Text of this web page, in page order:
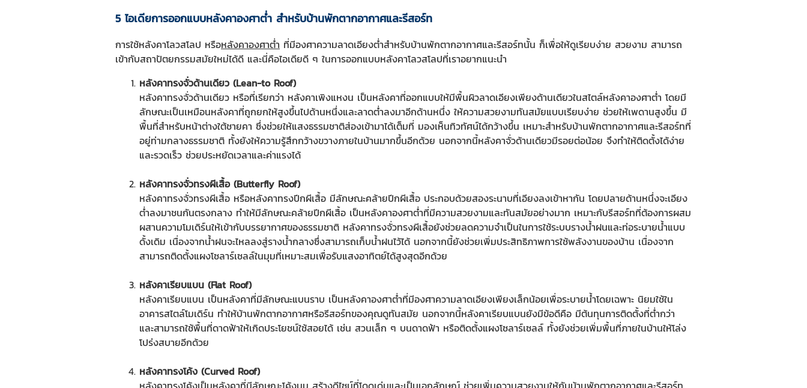
5 ไอเดียการออกแบบหลังคาองศาต่ำ สำหรับบ้านพักตากอากาศและรีสอร์ท
การใช้หลังคาโลวสโลป หรือหลังคาองศาต่ำ ที่มีองศาความลาดเอียงต่ำสำหรับบ้านพักตากอากาศและรีสอร์ทนั้น ก็เพื่อให้ดูเรียบง่าย สวยงาม สามารถ
เข้ากับสถาปัตยกรรมสมัยใหม่ได้ดี และนี่คือไอเดียดี ๆ ในการออกแบบหลังคาโลวสโลปที่เราอยากแนะนำ
หลังคาทรงจั่วด้านเดียว (Lean-to Roof)
หลังคาทรงจั่วด้านเดียว หรือที่เรียกว่า หลังคาเพิงแหงน เป็นหลังคาที่ออกแบบให้มีพื้นผิวลาดเอียงเพียงด้านเดียวในสไตล์หลังคาองศาต่ำ โดยมี
ลักษณะเป็นเหมือนหลังคาที่ถูกยกให้สูงขึ้นไปด้านหนึ่งและลาดต่ำลงมาอีกด้านหนึ่ง ให้ความสวยงามทันสมัยแบบเรียบง่าย ช่วยให้เพดานสูงขึ้น มี
พื้นที่สำหรับหน้าต่างใต้ชายคา ซึ่งช่วยให้แสงธรรมชาติส่องเข้ามาได้เต็มที่ มองเห็นทิวทัศน์ได้กว้างขึ้น เหมาะสำหรับบ้านพักตากอากาศและรีสอร์ทที่
อยู่ท่ามกลางธรรมชาติ ทั้งยังให้ความรู้สึกกว้างขวางภายในบ้านมากขึ้นอีกด้วย นอกจากนี้หลังคาจั่วด้านเดียวมีรอยต่อน้อย จึงทำให้ติดตั้งได้ง่าย
และรวดเร็ว ช่วยประหยัดเวลาและค่าแรงได้
หลังคาทรงจั่วทรงผีเสื้อ (Butterfly Roof)
หลังคาทรงจั่วทรงผีเสื้อ หรือหลังคาทรงปีกผีเสื้อ มีลักษณะคล้ายปีกผีเสื้อ ประกอบด้วยสองระนาบที่เอียงลงเข้าหากัน โดยปลายด้านหนึ่งจะเอียง
ต่ำลงมาชนกันตรงกลาง ทำให้มีลักษณะคล้ายปีกผีเสื้อ เป็นหลังคาองศาต่ำที่มีความสวยงามและทันสมัยอย่างมาก เหมาะกับรีสอร์ทที่ต้องการผสม
ผสานความโมเดิร์นให้เข้ากับบรรยากาศของธรรมชาติ หลังคาทรงจั่วทรงผีเสื้อยังช่วยลดความจำเป็นในการใช้ระบบรางน้ำฝนและท่อระบายน้ำแบบ
ดั้งเดิม เนื่องจากน้ำฝนจะไหลลงสู่รางน้ำกลางซึ่งสามารถเก็บน้ำฝนไว้ได้ นอกจากนี้ยังช่วยเพิ่มประสิทธิภาพการใช้พลังงานของบ้าน เนื่องจาก
สามารถติดตั้งแผงโซลาร์เซลล์ในมุมที่เหมาะสมเพื่อรับแสงอาทิตย์ได้สูงสุดอีกด้วย
หลังคาเรียบแบน (Flat Roof)
หลังคาเรียบแบน เป็นหลังคาที่มีลักษณะแบนราบ เป็นหลังคาองศาต่ำที่มีองศาความลาดเอียงเพียงเล็กน้อยเพื่อระบายน้ำโดยเฉพาะ นิยมใช้ใน
อาคารสไตล์โมเดิร์น ทำให้บ้านพักตากอากาศหรือรีสอร์ทของคุณดูทันสมัย นอกจากนี้หลังคาเรียบแบนยังมีข้อดีคือ มีต้นทุนการติดตั้งที่ต่ำกว่า
และสามารถใช้พื้นที่ดาดฟ้าให้เกิดประโยชน์ใช้สอยได้ เช่น สวนเล็ก ๆ บนดาดฟ้า หรือติดตั้งแผงโซลาร์เซลล์ ทั้งยังช่วยเพิ่มพื้นที่ภายในบ้านให้โล่ง
โปร่งสบายอีกด้วย
หลังคาทรงโค้ง (Curved Roof)